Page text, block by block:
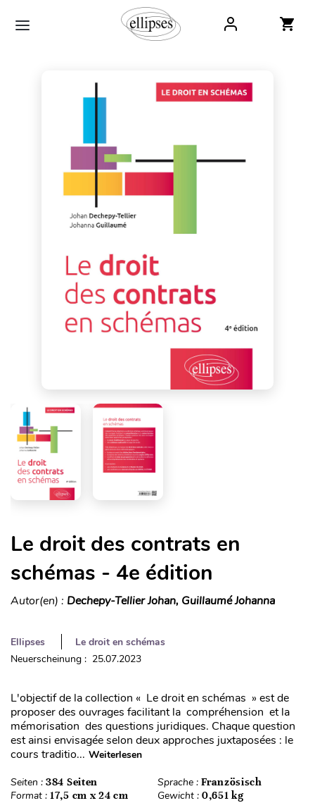
Le droit des contrats en
schémas - 4e édition
Autor(en) : Dechepy-Tellier Johan, Guillaumé Johanna
Ellipses
Le droit en schémas
Neuerscheinung : 25.07.2023
L'objectif de la collection « Le droit en schémas » est de
proposer des ouvrages facilitant la compréhension et la
mémorisation des questions juridiques. Chaque question
est ainsi envisagée selon deux approches juxtaposées : le
cours traditio... Weiterlesen
Seiten : 384 Seiten Sprache : Französisch
Format : 17,5 cm x 24 cm Gewicht : 0,651 kg